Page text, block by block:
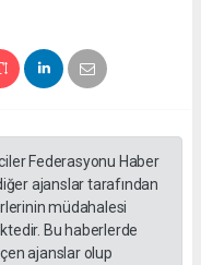
Federasyonu Haber
ajanslar tarafından
müdahalesi
Bu haberlerde
ajanslar olup